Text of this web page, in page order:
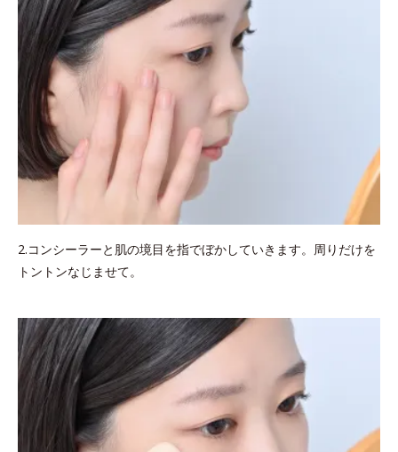
2.コンシーラーと肌の境目を指でぼかしていきます。周りだけを
トントンなじませて。